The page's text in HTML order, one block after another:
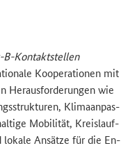
​B-Kontaktstellen
Ko­ope­ra­tio­nen mit
Her­aus­for­de­run­gen wie
Kli­ma­an­pas­
Mo­bi­li­tät, Kreis­lauf­
lo­ka­le An­sät­ze für die En­